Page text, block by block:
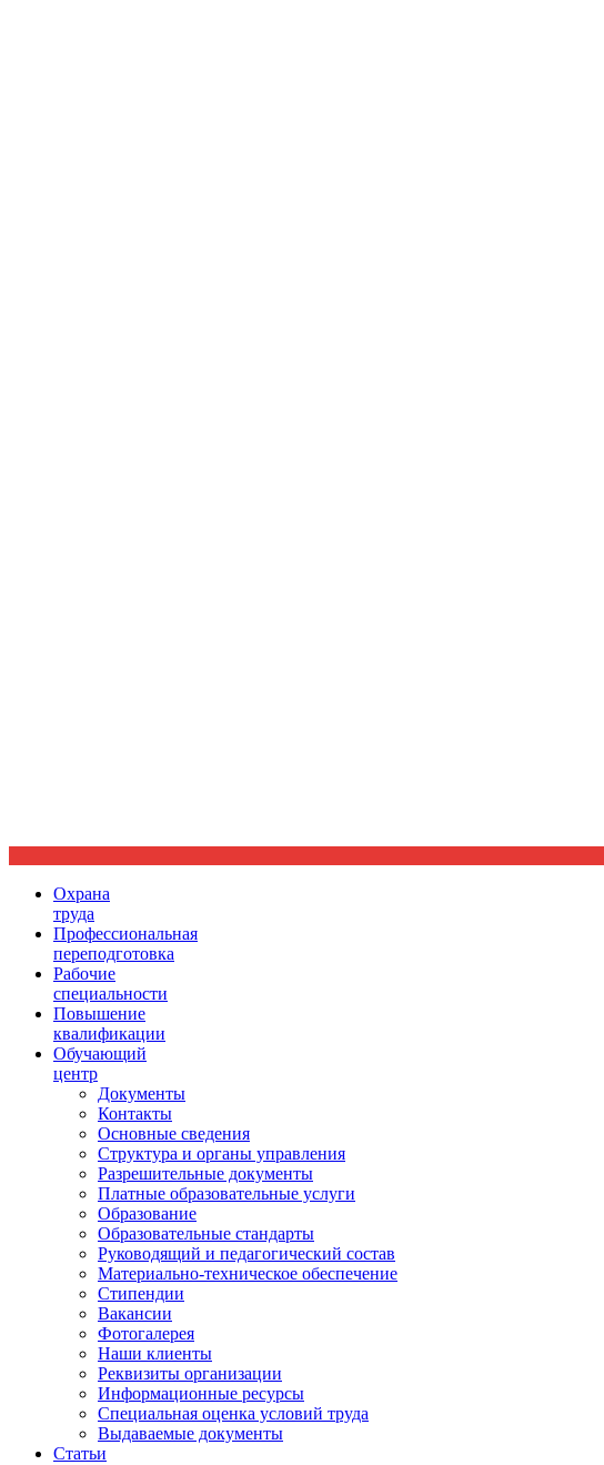
Ориентир охраны труда
Охрана
труда
Профессиональная
переподготовка
Рабочие
специальности
Повышение
квалификации
Обучающий
центр
Документы
Контакты
Основные сведения
Структура и органы управления
Разрешительные документы
Платные образовательные услуги
Образование
Образовательные стандарты
Руководящий и педагогический состав
Материально-техническое обеспечение
Стипендии
Вакансии
Фотогалерея
Наши клиенты
Реквизиты организации
Информационные ресурсы
Специальная оценка условий труда
Выдаваемые документы
Статьи